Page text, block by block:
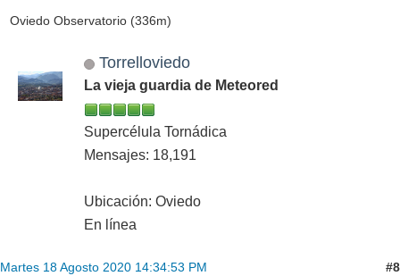
Oviedo Observatorio (336m)
Torrelloviedo
La vieja guardia de Meteored
Supercélula Tornádica
Mensajes: 18,191
Ubicación: Oviedo
En línea
Martes 18 Agosto 2020 14:34:53 PM #8